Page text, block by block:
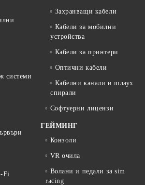
системи
Fi
Захранващи кабели
Кабели за мобилни
устройства
Кабели за принтери
Оптични кабели
Кабелни канали и шлаух
спирали
Софтуерни лицензи
ГЕЙМИНГ
Конзоли
VR очила
Волани и педали за sim
racing